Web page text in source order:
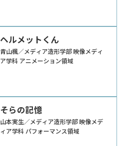
ヘルメットくん
青山楓／メディア造形学部 映像メディ
ア学科 アニメーション領域
そらの記憶
山本実生／メディア造形学部 映像メデ
ィア学科 パフォーマンス領域